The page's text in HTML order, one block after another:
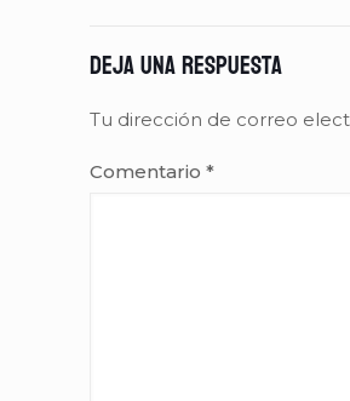
Deja una respuesta
Tu dirección de correo
Comentario *